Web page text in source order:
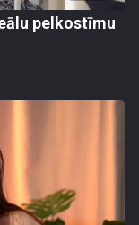
pelkostīmu